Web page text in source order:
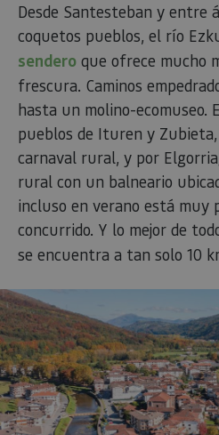
Desde Santesteban y entre
coquetos pueblos, el río
sendero que ofrece mucho
frescura. Caminos
hasta un molino-ecomuseo.
pueblos de Ituren y Zubieta,
carnaval rural, y por
rural con un balneario
incluso en verano está muy
concurrido. Y lo mejor de
se encuentra a tan solo 10